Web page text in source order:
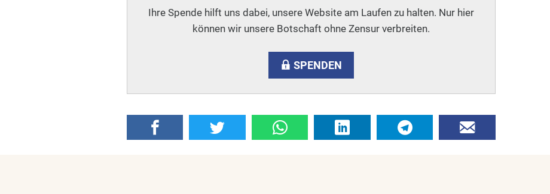
Ihre Spende hilft uns dabei, unsere Website am Laufen zu halten. Nur hier
können wir unsere Botschaft ohne Zensur verbreiten.
SPENDEN